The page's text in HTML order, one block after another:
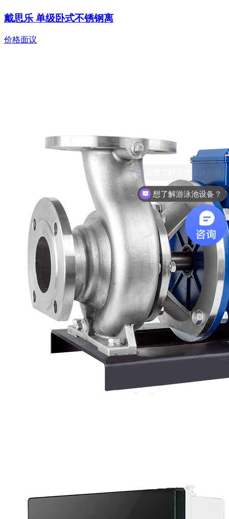
戴思乐 单级卧式不锈钢离
价格面议
想了解游泳池设备？